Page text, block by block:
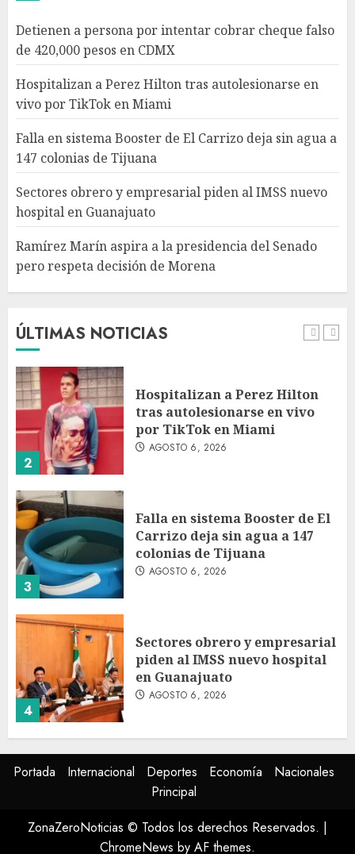
Detienen a persona por intentar cobrar cheque falso
de 420,000 pesos en CDMX
Hospitalizan a Perez Hilton tras autolesionarse en
vivo por TikTok en Miami
Falla en sistema Booster de El Carrizo deja sin agua a
147 colonias de Tijuana
Sectores obrero y empresarial piden al IMSS nuevo
hospital en Guanajuato
Ramírez Marín aspira a la presidencia del Senado
pero respeta decisión de Morena
ÚLTIMAS NOTICIAS
4
Sectores obrero y empresarial
piden al IMSS nuevo hospital
en Guanajuato
AGOSTO 6, 2026
5
Ramírez Marín aspira a la
presidencia del Senado pero
AGOSTO 6, 2026
1
Detienen a persona por
intentar cobrar cheque falso
AGOSTO 6, 2026
2
Hospitalizan a Perez Hilton
tras autolesionarse en vivo
por TikTok en Miami
AGOSTO 6, 2026
3
Falla en sistema Booster de El
Carrizo deja sin agua a 147
colonias de Tijuana
AGOSTO 6, 2026
4
Sectores obrero y empresarial
piden al IMSS nuevo hospital
en Guanajuato
AGOSTO 6, 2026
5
Ramírez Marín aspira a la
presidencia del Senado pero
respeta decisión de Morena
AGOSTO 6, 2026
Portada Internacional Deportes Economía
Nacionales
Principal
ZonaZeroNoticias © Todos los derechos Reservados. |
ChromeNews by AF themes.